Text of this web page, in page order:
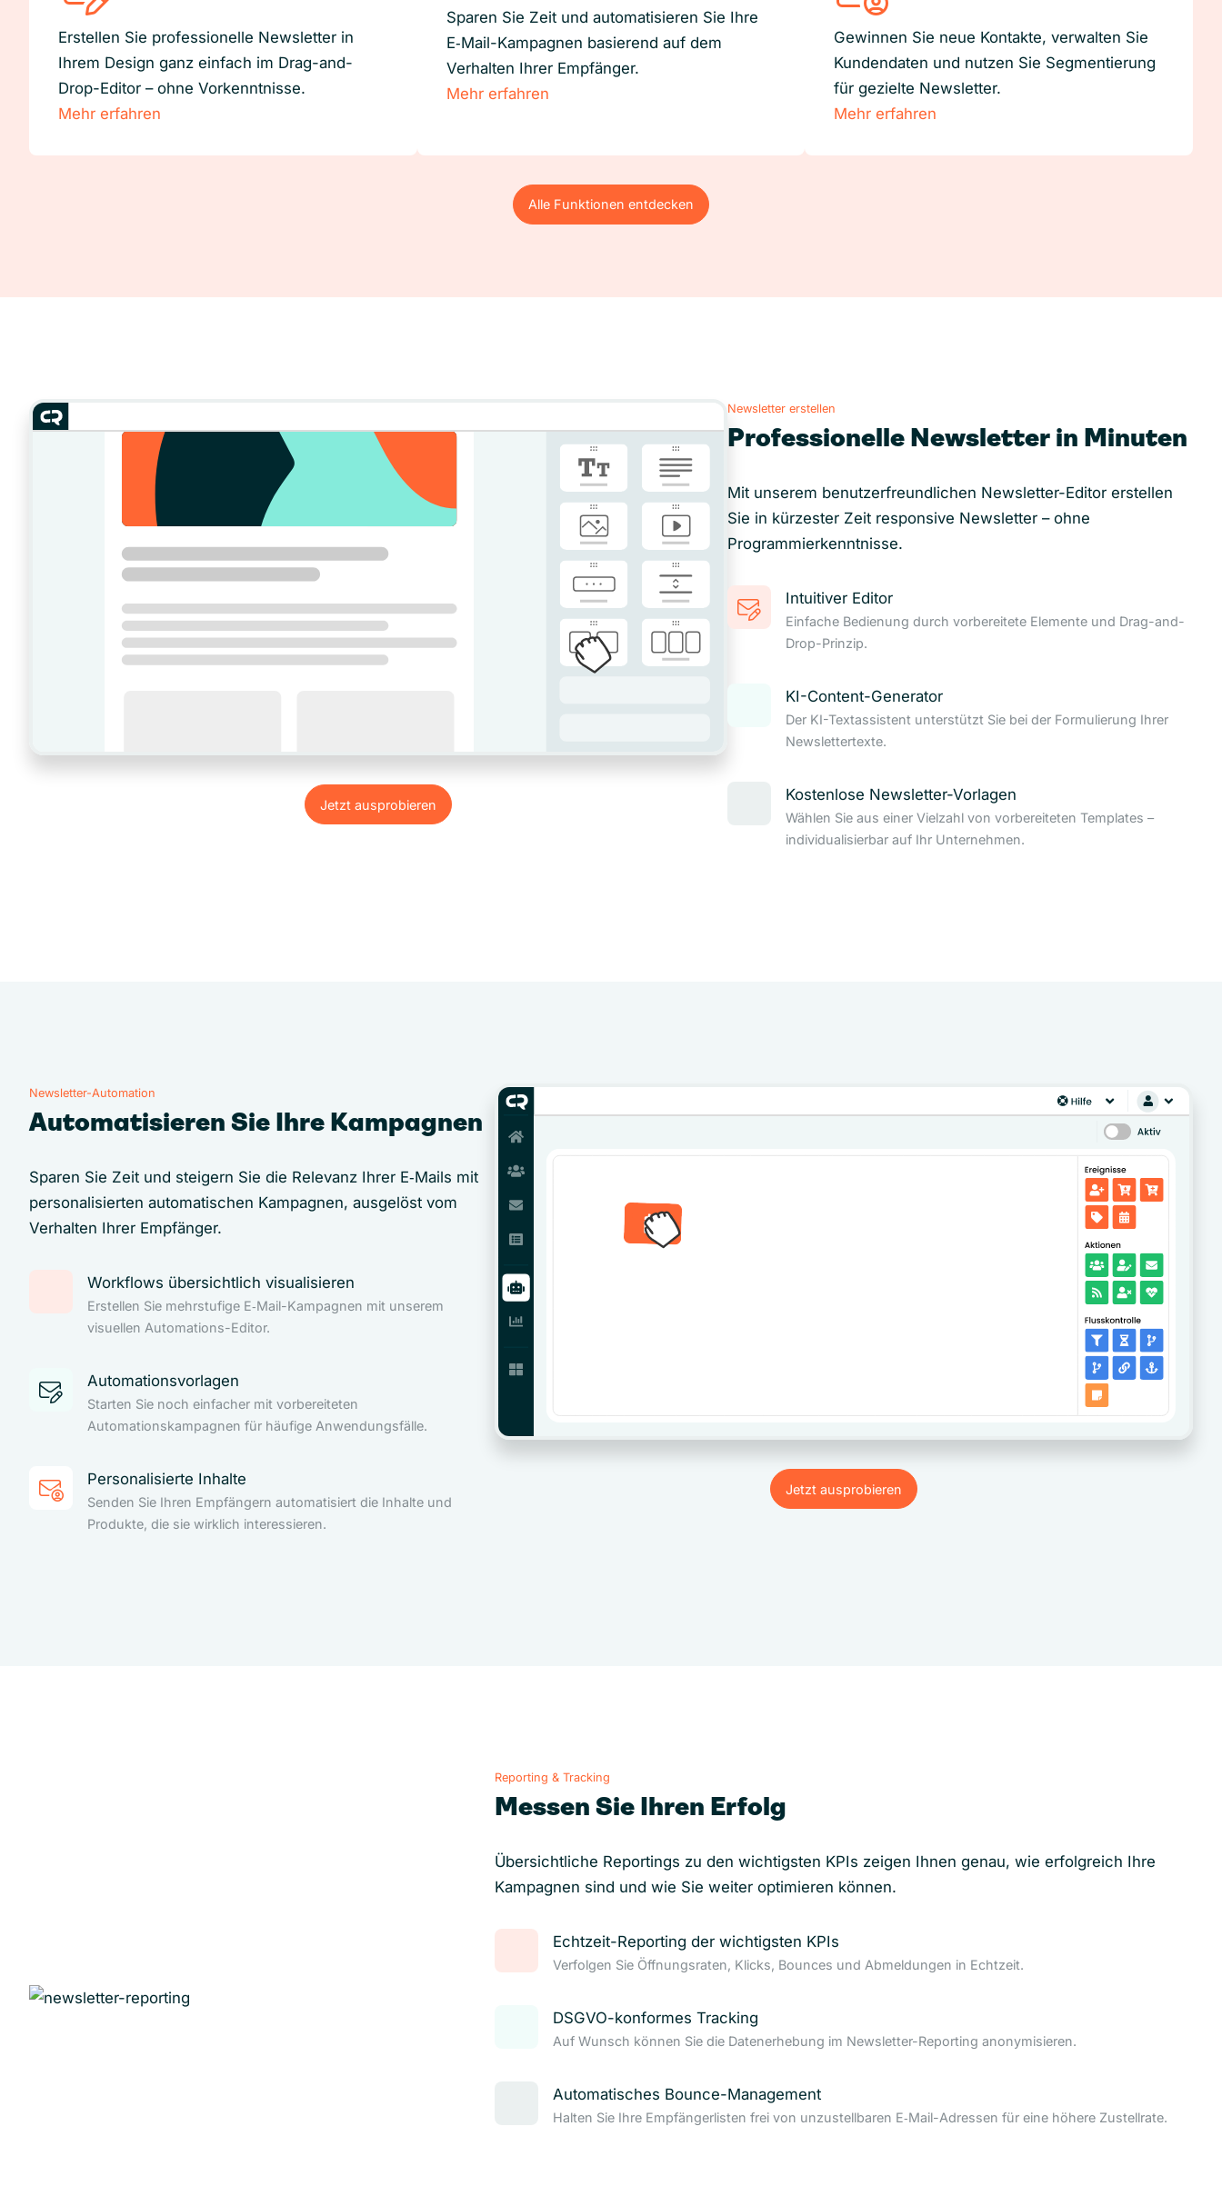
Erstellen Sie professionelle Newsletter in
Ihrem Design ganz einfach im Drag-and-
Drop-Editor – ohne Vorkenntnisse.
Mehr erfahren
Sparen Sie Zeit und automatisieren Sie Ihre
E‑Mail-Kampagnen basierend auf dem
Verhalten Ihrer Empfänger.
Mehr erfahren
Gewinnen Sie neue Kontakte, verwalten Sie
Kundendaten und nutzen Sie Segmentierung
für gezielte Newsletter.
Mehr erfahren
Alle Funktionen entdecken
Alle Funktionen entdecken
Jetzt ausprobieren
Jetzt ausprobieren
Newsletter erstellen
Professionelle Newsletter in Minuten
Mit unserem benutzerfreundlichen Newsletter-Editor erstellen
Sie in kürzester Zeit responsive Newsletter – ohne
Programmierkenntnisse.
Intuitiver Editor
Einfache Bedienung durch vorbereitete Elemente und Drag-and-
Drop-Prinzip.
KI-Content-Generator
Der KI-Textassistent unterstützt Sie bei der Formulierung Ihrer
Newslettertexte.
Kostenlose Newsletter-Vorlagen
Wählen Sie aus einer Vielzahl von vorbereiteten Templates –
individualisierbar auf Ihr Unternehmen.
Newsletter-Automation
Automatisieren Sie Ihre Kampagnen
Sparen Sie Zeit und steigern Sie die Relevanz Ihrer E‑Mails mit
personalisierten automatischen Kampagnen, ausgelöst vom
Verhalten Ihrer Empfänger.
Workflows übersichtlich visualisieren
Erstellen Sie mehrstufige E‑Mail-Kampagnen mit unserem
visuellen Automations-Editor.
Automationsvorlagen
Starten Sie noch einfacher mit vorbereiteten
Automationskampagnen für häufige Anwendungsfälle.
Personalisierte Inhalte
Senden Sie Ihren Empfängern automatisiert die Inhalte und
Produkte, die sie wirklich interessieren.
Jetzt ausprobieren
Jetzt ausprobieren
Reporting & Tracking
Messen Sie Ihren Erfolg
Übersichtliche Reportings zu den wichtigsten KPIs zeigen Ihnen genau, wie erfolgreich Ihre
Kampagnen sind und wie Sie weiter optimieren können.
Echtzeit-Reporting der wichtigsten KPIs
Verfolgen Sie Öffnungsraten, Klicks, Bounces und Abmeldungen in Echtzeit.
DSGVO-konformes Tracking
Auf Wunsch können Sie die Datenerhebung im Newsletter-Reporting anonymisieren.
Automatisches Bounce-Management
Halten Sie Ihre Empfängerlisten frei von unzustellbaren E‑Mail-Adressen für eine höhere Zustellrate.